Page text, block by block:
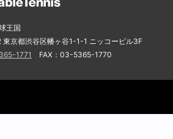
王国
京都渋谷区幡ヶ谷1-1-1 ニッコービル3F
1771 FAX：03-5365-1770